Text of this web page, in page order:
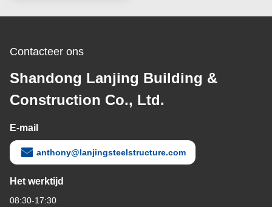
Contacteer ons
Shandong Lanjing Building &
Construction Co., Ltd.
E-mail
anthony@lanjingsteelstructure.com
Het werktijd
08:30-17:30